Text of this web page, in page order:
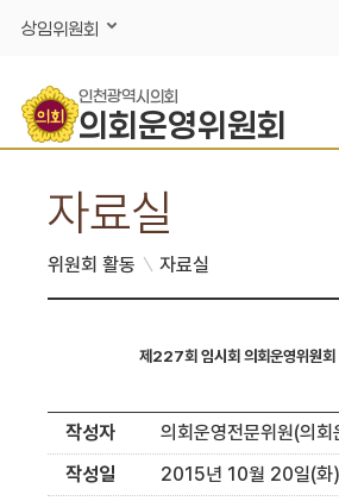
상임위원회
인천광역시의회
의회운영위원회
자료실
위원회 활동 자료실
제227회 임시회 의회운영위원회
작성자
의회운영전문위원(의
작성일
2015년 10월 20일(화)